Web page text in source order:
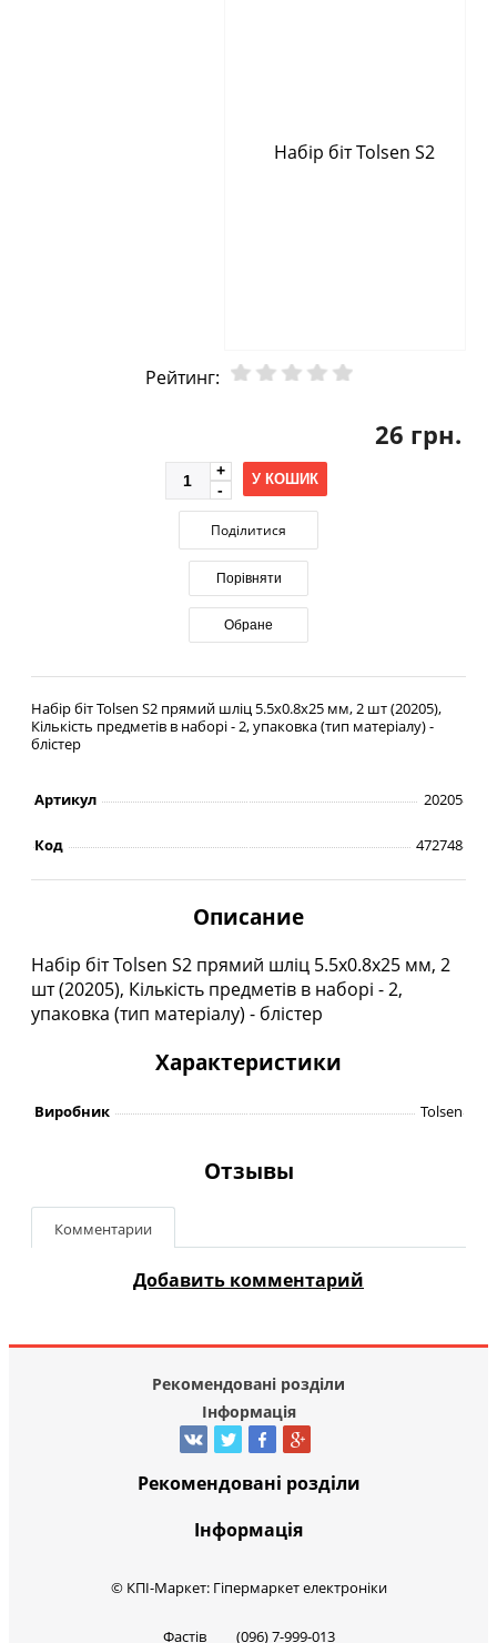
Рейтинг:
26 грн.
У КОШИК
Поділитися
Порівняти
Обране
Набір біт Tolsen S2 прямий шліц 5.5х0.8х25 мм, 2 шт (20205),
Кількість предметів в наборі - 2, упаковка (тип матеріалу) -
блістер
Артикул 20205
Код 472748
Описание
Набір біт Tolsen S2 прямий шліц 5.5х0.8х25 мм, 2
шт (20205), Кількість предметів в наборі - 2,
упаковка (тип матеріалу) - блістер
Характеристики
Виробник Tolsen
Отзывы
Комментарии
Добавить комментарий
Рекомендовані розділи
Інформація
Рекомендовані розділи
Інформація
© КПІ-Маркет: Гіпермаркет електроніки
Фастів (096) 7-999-013